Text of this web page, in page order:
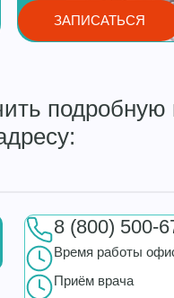
ЗАПИСАТЬСЯ
8 (800) 500-
Время работы
Приём врача